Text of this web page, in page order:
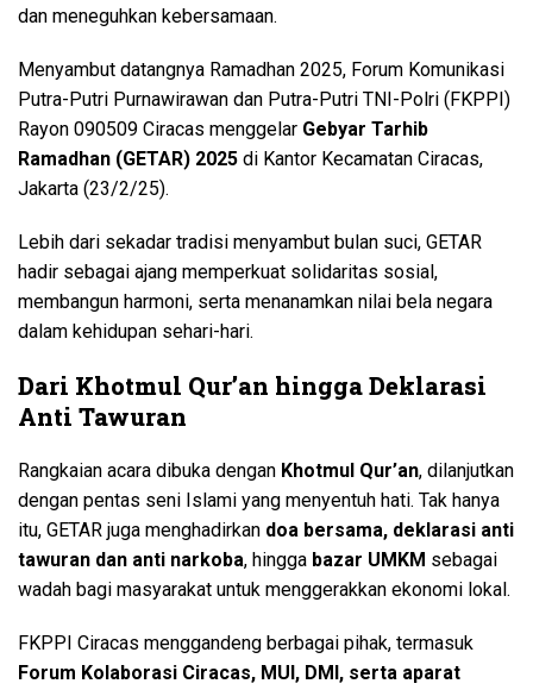
dan meneguhkan kebersamaan.
Menyambut datangnya Ramadhan 2025, Forum Komunikasi
Putra-Putri Purnawirawan dan Putra-Putri TNI-Polri (FKPPI)
Rayon 090509 Ciracas menggelar Gebyar Tarhib
Ramadhan (GETAR) 2025 di Kantor Kecamatan Ciracas,
Jakarta (23/2/25).
Lebih dari sekadar tradisi menyambut bulan suci, GETAR
hadir sebagai ajang memperkuat solidaritas sosial,
membangun harmoni, serta menanamkan nilai bela negara
dalam kehidupan sehari-hari.
Dari Khotmul Qur’an hingga Deklarasi
Anti Tawuran
Rangkaian acara dibuka dengan Khotmul Qur’an, dilanjutkan
dengan pentas seni Islami yang menyentuh hati. Tak hanya
itu, GETAR juga menghadirkan doa bersama, deklarasi anti
tawuran dan anti narkoba, hingga bazar UMKM sebagai
wadah bagi masyarakat untuk menggerakkan ekonomi lokal.
FKPPI Ciracas menggandeng berbagai pihak, termasuk
Forum Kolaborasi Ciracas, MUI, DMI, serta aparat